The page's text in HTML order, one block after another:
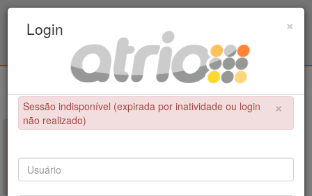
Civil / UPE
×
NÃO FOI POSSÍVEL CONCLUIR A OPERAÇÃO
Sessão indisponível (expirada por inatividade ou login não
realizado)
×
Login
×
Sessão indisponível (expirada por inatividade ou login
não realizado)